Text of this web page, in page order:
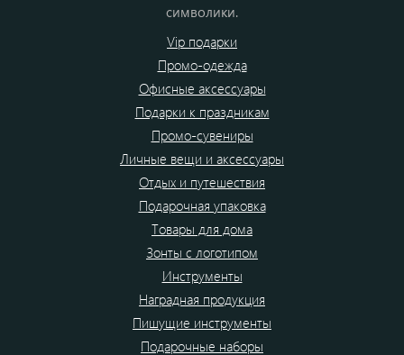
символики.
Vip подарки
Промо-одежда
Офисные аксессуары
Подарки к праздникам
Промо-сувениры
Личные вещи и аксессуары
Отдых и путешествия
Подарочная упаковка
Товары для дома
Зонты с логотипом
Инструменты
Наградная продукция
Пишущие инструменты
Подарочные наборы